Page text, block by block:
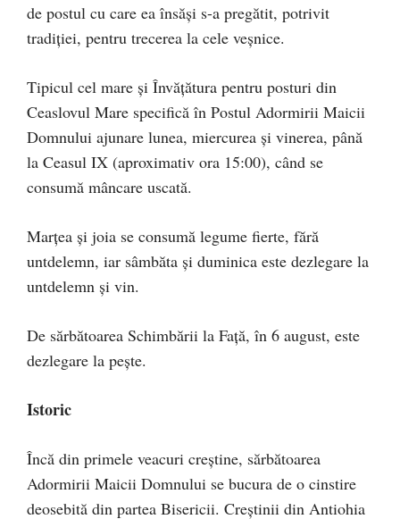
de postul cu care ea însăși s-a pregătit, potrivit
tradiției, pentru trecerea la cele veșnice.
Tipicul cel mare și Învățătura pentru posturi din
Ceaslovul Mare specifică în Postul Adormirii Maicii
Domnului ajunare lunea, miercurea și vinerea, până
la Ceasul IX (aproximativ ora 15:00), când se
consumă mâncare uscată.
Marțea și joia se consumă legume fierte, fără
untdelemn, iar sâmbăta și duminica este dezlegare la
untdelemn și vin.
De sărbătoarea Schimbării la Față, în 6 august, este
dezlegare la pește.
Istoric
Încă din primele veacuri creștine, sărbătoarea
Adormirii Maicii Domnului se bucura de o cinstire
deosebită din partea Bisericii. Creștinii din Antiohia